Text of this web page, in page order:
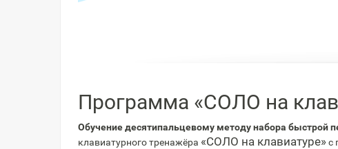
Программа «СОЛО на
Обучение десятипальцевому методу набора быстрой
клавиатурного тренажёра «СОЛО на клавиатуре»с